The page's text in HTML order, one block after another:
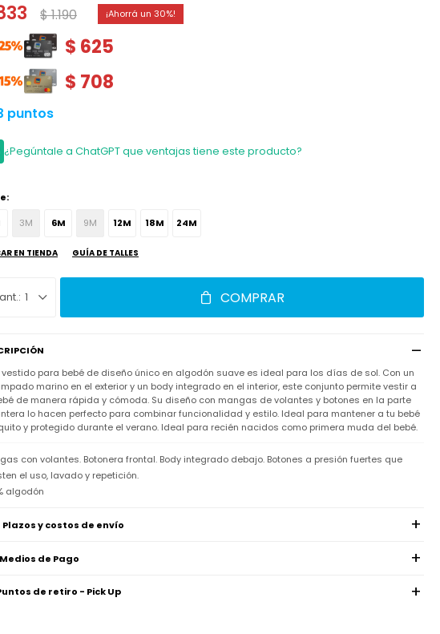
$1.190 30
$ 625
$ 708
puntos
¿Pegúntale a ChatGPT que ventajas tiene este producto?
3M 6M 9M 12M 18M 24M
EN TIENDA GUÍA DE TALLES
1 COMPRAR
vestido para bebé de diseño único en algodón suave es ideal para los días de sol. Con un
marino en el exterior y un body integrado en el interior, este conjunto permite vestir a
de manera rápida y cómoda. Su diseño con mangas de volantes y botones en la parte
lo hacen perfecto para combinar funcionalidad y estilo. Ideal para mantener a tu bebé
y protegido durante el verano. Ideal para recién nacidos como primera muda del bebé.
con volantes. Botonera frontal. Body integrado debajo. Botones a presión fuertes que
el uso, lavado y repetición.
algodón
Plazos y costos de envío
Medios de Pago
de retiro - Pick Up